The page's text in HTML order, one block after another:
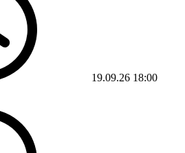
19.09.26 18:00